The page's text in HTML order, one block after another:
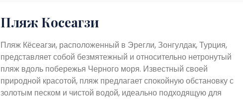
Пляж Косеагзи
Пляж Кёсеагзи, расположенный в Эрегли, Зонгулдак, Турция,
представляет собой безмятежный и относительно нетронутый
пляж вдоль побережья Черного моря. Известный своей
природной красотой, пляж предлагает спокойную обстановку с
золотым песком и чистой водой, идеально подходящую для